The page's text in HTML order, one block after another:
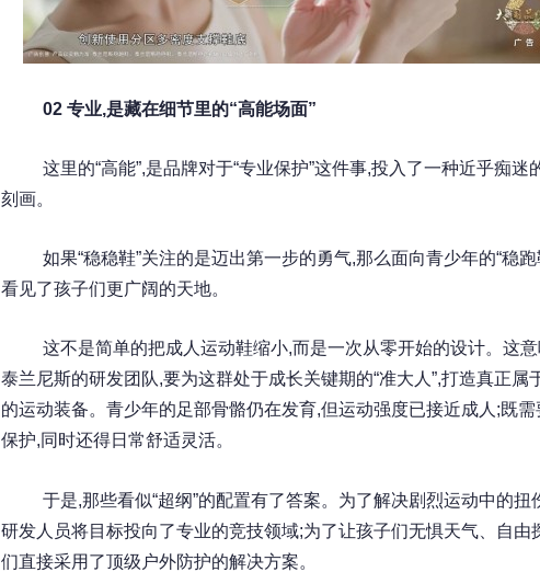
02 专业,是藏在细节里的“高能场面”
这里的“高能”,是品牌对于“专业保护”这件事,投入了一种近乎痴迷
刻画。
如果“稳稳鞋”关注的是迈出第一步的勇气,那么面向青少年的“稳跑
看见了孩子们更广阔的天地。
这不是简单的把成人运动鞋缩小,而是一次从零开始的设计。这
泰兰尼斯的研发团队,要为这群处于成长关键期的“准大人”,打造真正属
的运动装备。青少年的足部骨骼仍在发育,但运动强度已接近成人;既需
保护,同时还得日常舒适灵活。
于是,那些看似“超纲”的配置有了答案。为了解决剧烈运动中的扭
研发人员将目标投向了专业的竞技领域;为了让孩子们无惧天气、自由
们直接采用了顶级户外防护的解决方案。